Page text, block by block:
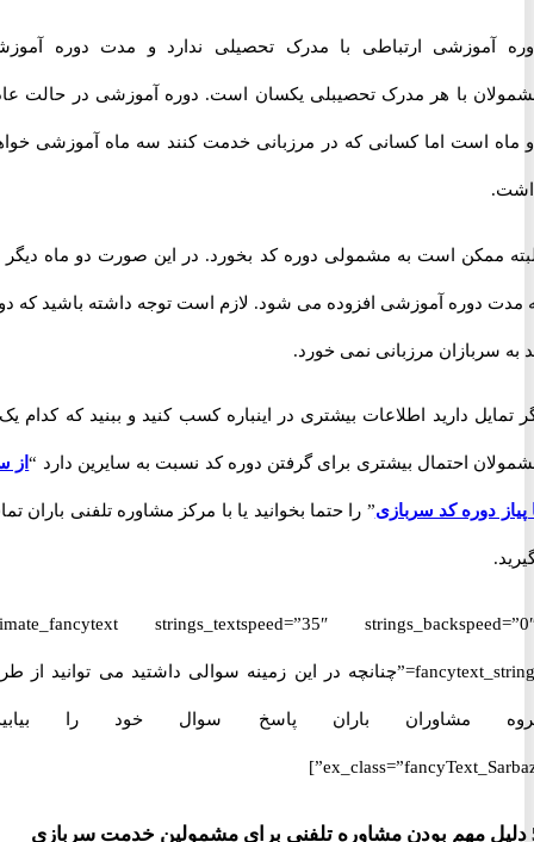
آموزشی ارتباطی با مدرک تحصیلی ندارد و مدت دوره آموزشی
با هر مدرک تحصیبلی یکسان است. دوره آموزشی در حالت عادی
است اما کسانی که در مرزبانی خدمت کنند سه ماه آموزشی خواهند
ممکن است به مشمولی دوره کد بخورد. در این صورت دو ماه دیگر نیز
دوره آموزشی افزوده می شود. لازم است توجه داشته باشید که دوره
سربازان مرزبانی نمی خورد.
دارید اطلاعات بیشتری در اینباره کسب کنید و ببنید که کدام یک از
احتمال بیشتری برای گرفتن دوره کد نسبت به سایرین دارد “ از سیر
دوره کد سربازی” را حتما بخوانید یا با مرکز مشاوره تلفنی باران تماس
[ultimate_fancytext strings_textspeed=”35″
fancytext_strings=”چنانچه در این زمینه سوالی داشتید می توانید از طریق
مشاوران باران پاسخ سوال خود را بیابید.”